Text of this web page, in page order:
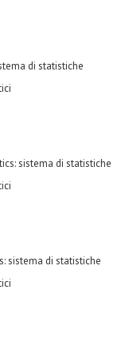
di statistiche
sistema di statistiche
sistema di statistiche